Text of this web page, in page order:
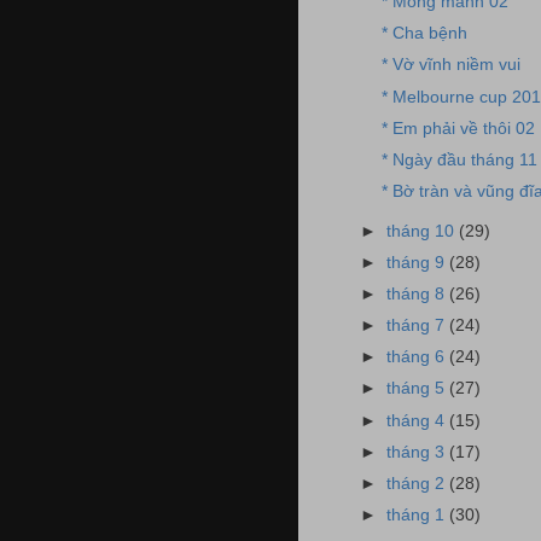
* Cha bệnh
* Vờ vĩnh niềm vui
* Melbourne cup
* Em phải về thôi 02
* Ngày đầu tháng 11
* Bờ tràn và vũng
►tháng 10 (29)
►tháng 9 (28)
►tháng 8 (26)
►tháng 7 (24)
►tháng 6 (24)
►tháng 5 (27)
►tháng 4 (15)
►tháng 3 (17)
►tháng 2 (28)
►tháng 1 (30)